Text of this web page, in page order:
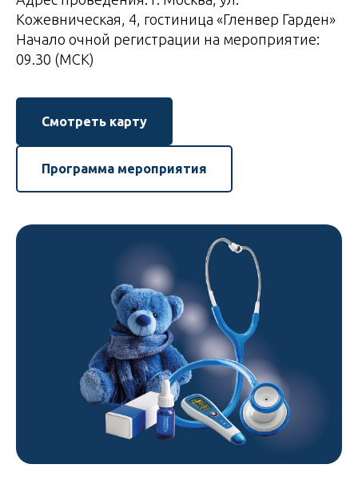
Кожевническая, 4, гостиница «Гленвер Гарден»
Начало очной регистрации на мероприятие:
09.30 (МСК)
Смотреть карту
Программа мероприятия